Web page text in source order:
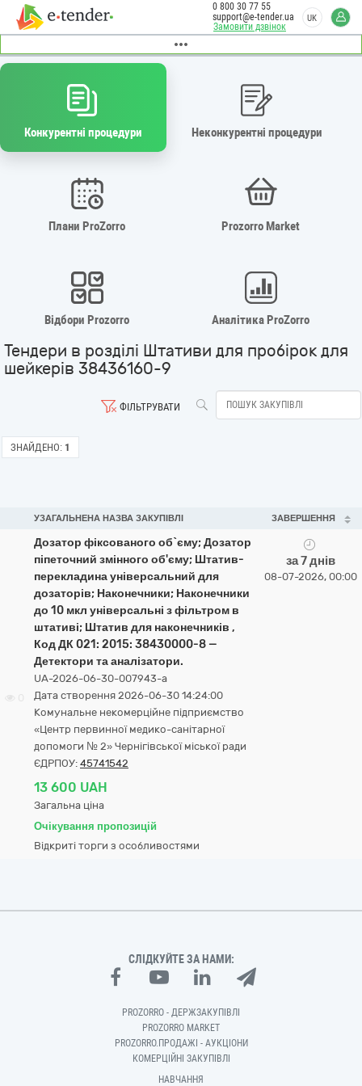
Замовити дзвінок
0 800 30 77 55
support@e-tender.ua
UK
Конкурентні процедури Неконкурентні процедури
Плани ProZorro Prozorro Market
Відбори Prozorro Аналітика ProZorro
Тендери в розділі Штативи для пробірок для
шейкерів 38436160-9
ФІЛЬТРУВАТИ
ЗНАЙДЕНО: 1
УЗАГАЛЬНЕНА НАЗВА ЗАКУПІВЛІ ЗАВЕРШЕННЯ
Дозатор фіксованого об`єму; Дозатор
піпеточний змінного об'єму; Штатив-
перекладина універсальний для
дозаторів; Наконечники; Наконечники
до 10 мкл універсальні з фільтром в
штативі; Штатив для наконечників ,
Код ДК 021: 2015: 38430000-8 —
Детектори та аналізатори.
UA-2026-06-30-007943-a
Дата створення 2026-06-30 14:24:00
Комунальне некомерційне підприємство
«Центр первинної медико-санітарної
допомоги № 2» Чернігівської міської ради
ЄДРПОУ: 45741542
13 600 UAH
Загальна ціна
Очікування пропозицій
Відкриті торги з особливостями
за 7 днів
08-07-2026, 00:00
СЛІДКУЙТЕ ЗА НАМИ:
PROZORRO - ДЕРЖЗАКУПІВЛІ
PROZORRO MARKET
PROZORRO.ПРОДАЖІ - АУКЦІОНИ
КОМЕРЦІЙНІ ЗАКУПІВЛІ
НАВЧАННЯ